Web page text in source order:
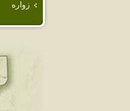
زواره